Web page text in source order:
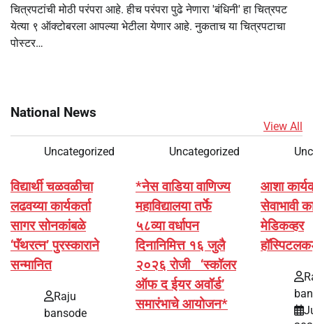
चित्रपटांची मोठी परंपरा आहे. हीच परंपरा पुढे नेणारा 'बंधिनी' हा चित्रपट
येत्या ९ ऑक्टोबरला आपल्या भेटीला येणार आहे. नुकताच या चित्रपटाचा
पोस्टर…
National News
View All
Uncategorized
विद्यार्थी चळवळीचा
लढवय्या कार्यकर्ता
सागर सोनकांबळे
‘पॅंथरत्न’ पुरस्काराने
सन्मानित
Raju
bansode
Uncategorized
*नेस वाडिया वाणिज्य
महाविद्यालया तर्फे
५८व्या वर्धापन
दिनानिमित्त १६ जुलै
२०२६ रोजी ‘स्कॉलर
ऑफ द ईयर अवॉर्ड’
समारंभाचे आयोजन*
आशा
सेवाभावी
मेडिकव्हर